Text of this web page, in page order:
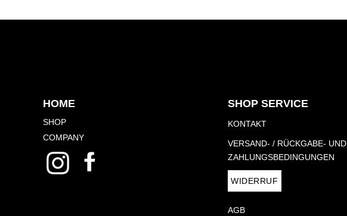
HOME
SHOP
COMPANY
SHOP SERVICE
KONTAKT
VERSAND- / RÜCKGABE- UND
ZAHLUNGS­BEDINGUNGEN
WIDERRUF
AGB